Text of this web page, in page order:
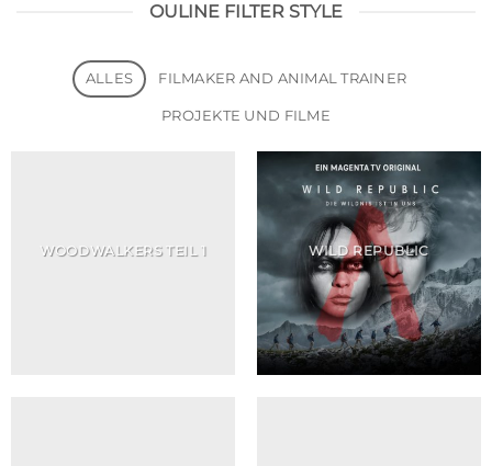
OULINE FILTER STYLE
ALLES FILMAKER AND ANIMAL TRAINER
PROJEKTE UND FILME
WOODWALKERS TEIL 1 WILD REPUBLIC